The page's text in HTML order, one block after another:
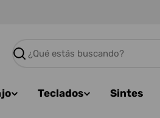
Buscar
Teclados Sintes